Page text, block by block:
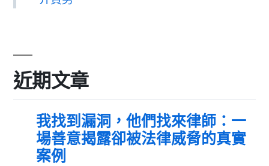
近期文章
我找到漏洞，他們找來律師：一
場善意揭露卻被法律威脅的真實
案例